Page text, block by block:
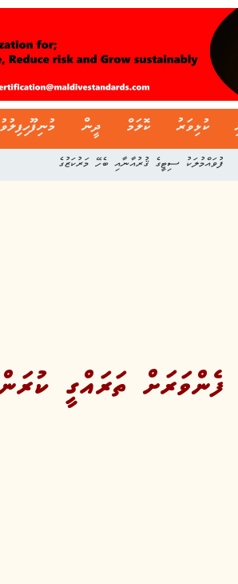
ކުޅިވަރު ކޮލަމް ދީން
ފުވައްމުލަކު ސިޓީގެ ޤުރުއާނާއި ބެހޭ މަރުކަޒުގެ
ފެންވަރަށް ތަރައްގީ